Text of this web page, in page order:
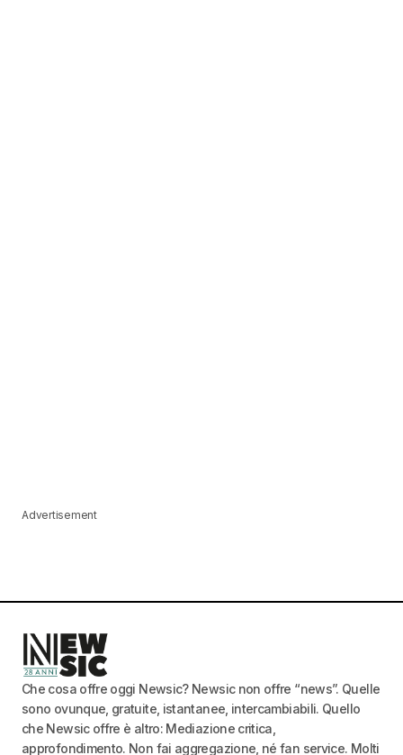
Advertisement
Che cosa offre oggi Newsic? Newsic non offre “news”. Quelle
sono ovunque, gratuite, istantanee, intercambiabili. Quello
che Newsic offre è altro: Mediazione critica,
approfondimento. Non fai aggregazione, né fan service. Molti